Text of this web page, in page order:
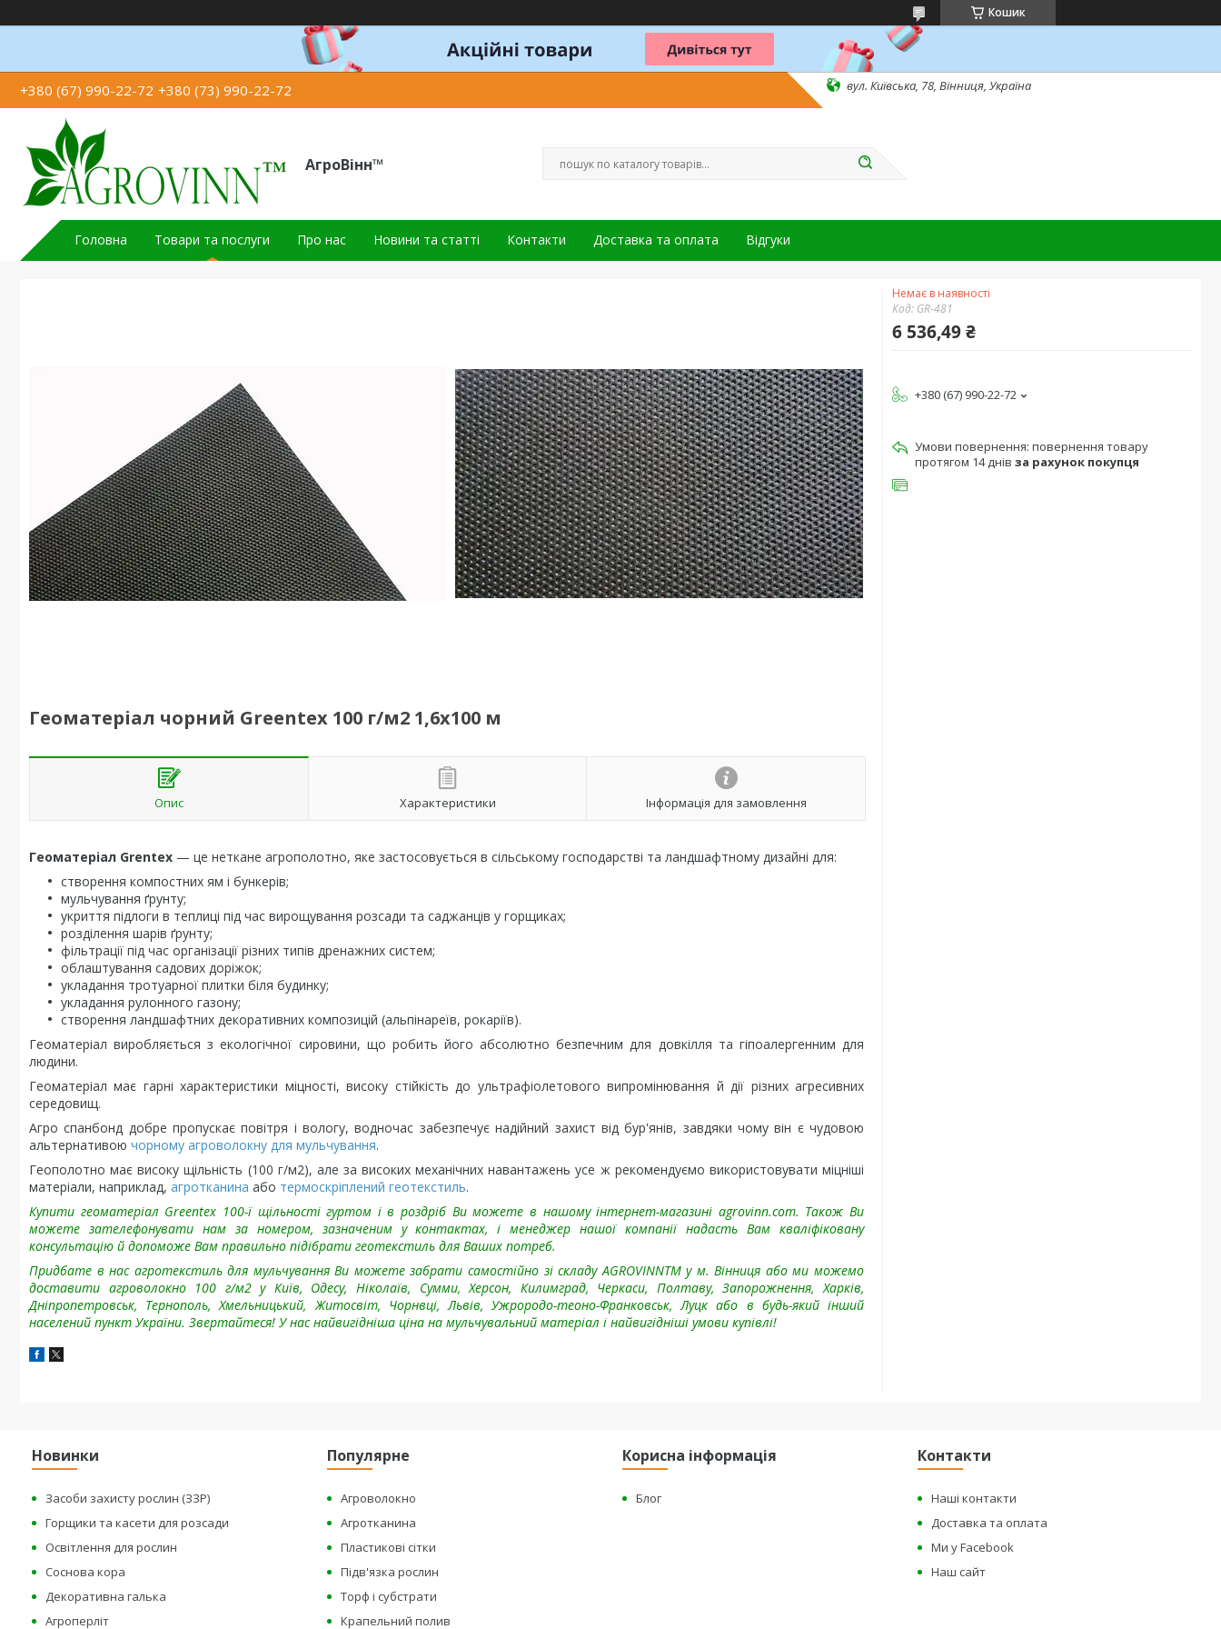
Кошик
+380 (67) 990-22-72 +380 (73) 990-22-72 вул. Київська, 78, Вінниця, Україна
АгроВінн™
Головна Товари та послуги Про нас Новини та статті Контакти Доставка та оплата Відгуки
Геоматеріал чорний Greentex 100 г/м2 1,6x100 м
Опис Характеристики Інформація для замовлення
Геоматеріал Grentex — це неткане агрополотно, яке застосовується в сільському господарстві та ландшафтному дизайні для:
створення компостних ям і бункерів;
мульчування ґрунту;
укриття підлоги в теплиці під час вирощування розсади та саджанців у горщиках;
розділення шарів ґрунту;
фільтрації під час організації різних типів дренажних систем;
облаштування садових доріжок;
укладання тротуарної плитки біля будинку;
укладання рулонного газону;
створення ландшафтних декоративних композицій (альпінареїв, рокаріїв).
Геоматеріал виробляється з екологічної сировини, що робить його абсолютно безпечним для довкілля та гіпоалергенним для
людини.
Геоматеріал має гарні характеристики міцності, високу стійкість до ультрафіолетового випромінювання й дії різних агресивних
середовищ.
Агро спанбонд добре пропускає повітря і вологу, водночас забезпечує надійний захист від бур'янів, завдяки чому він є чудовою
альтернативою чорному агроволокну для мульчування.
Геополотно має високу щільність (100 г/м2), але за високих механічних навантажень усе ж рекомендуємо використовувати міцніші
матеріали, наприклад, агротканина або термоскріплений геотекстиль.
Купити геоматеріал Greentex 100-ї щільності гуртом і в роздріб Ви можете в нашому інтернет-магазині agrovinn.com. Також Ви
можете зателефонувати нам за номером, зазначеним у контактах, і менеджер нашої компанії надасть Вам кваліфіковану
консультацію й допоможе Вам правильно підібрати геотекстиль для Ваших потреб.
Придбате в нас агротекстиль для мульчування Ви можете забрати самостійно зі складу AGROVINNTM у м. Вінниця або ми можемо
доставити агроволокно 100 г/м2 у Київ, Одесу, Ніколаїв, Сумми, Херсон, Килимград, Черкаси, Полтаву, Запорожнення, Харків,
Дніпропетровськ, Тернополь, Хмельницький, Житосвіт, Чорнвці, Львів, Ужрородо-теоно-Франковськ, Луцк або в будь-який інший
населений пункт України. Звертайтеся! У нас найвигідніша ціна на мульчувальний матеріал і найвигідніші умови купівлі!
Немає в наявності
Код: GR-481
6 536,49 ₴
+380 (67) 990-22-72
повернення товару
протягом 14 днів за рахунок покупця
Новинки
Засоби захисту рослин (ЗЗР)
Горщики та касети для розсади
Освітлення для рослин
Соснова кора
Декоративна галька
Агроперліт
Популярне
Агроволокно
Агротканина
Пластикові сітки
Підв'язка рослин
Торф і субстрати
Крапельний полив
Корисна інформація
Блог
Контакти
Наші контакти
Доставка та оплата
Ми у Facebook
Наш сайт